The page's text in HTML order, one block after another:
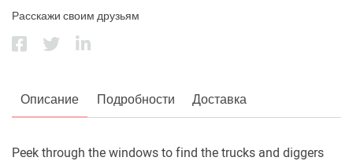
Расскажи своим друзьям
Описание Подробности Доставка
Peek through the windows to find the trucks and diggers